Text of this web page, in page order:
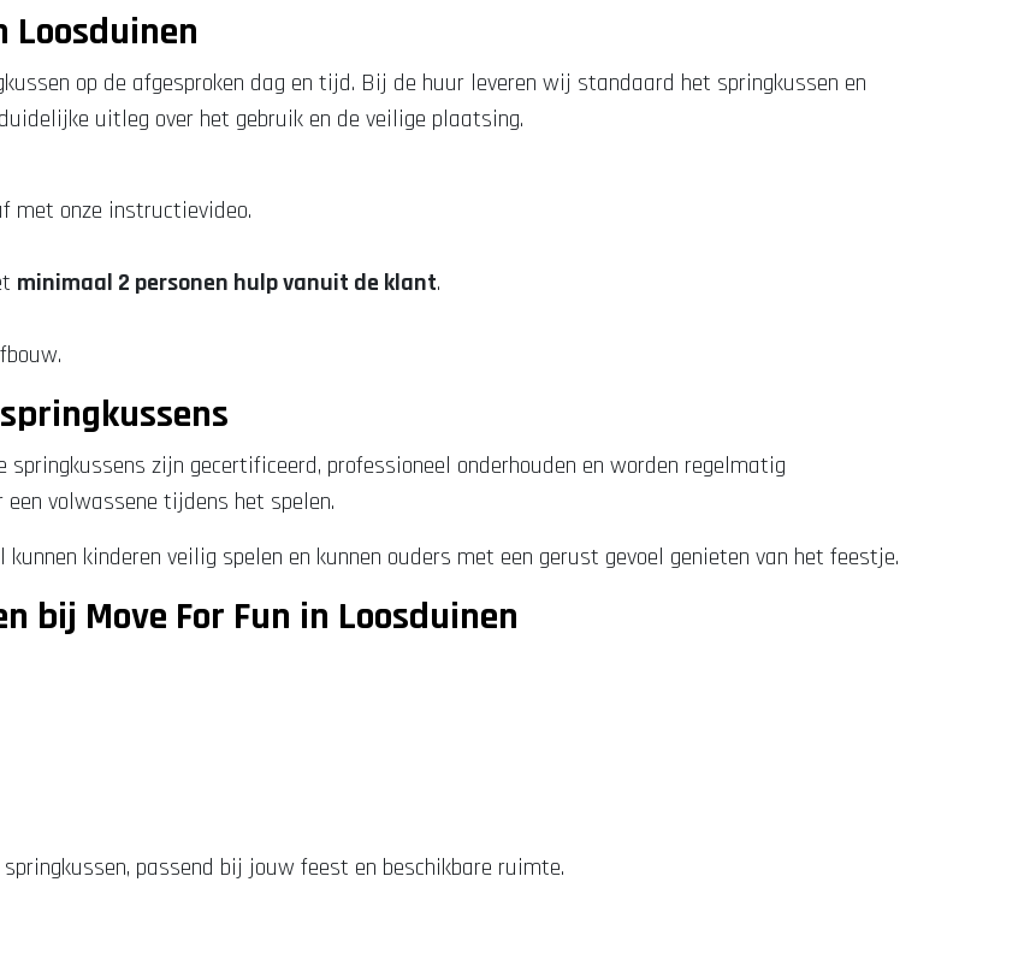
Loosduinen
op de afgesproken dag en tijd. Bij de huur leveren wij standaard het springkussen en
uitleg over het gebruik en de veilige plaatsing.
met onze instructievideo.
minimaal 2 personen hulp vanuit de klant.
zijn gecertificeerd, professioneel onderhouden en worden regelmatig
volwassene tijdens het spelen.
kinderen veilig spelen en kunnen ouders met een gerust gevoel genieten van het feestje.
bij Move For Fun in Loosduinen
passend bij jouw feest en beschikbare ruimte.